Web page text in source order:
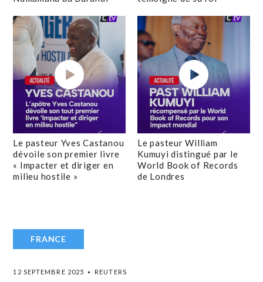
Le pasteur Yves Castanou
dévoile son premier livre
« Impacter et diriger en
milieu hostile »
Le pasteur William
Kumuyi distingué par le
World Book of Records
de Londres
FRANCE
12 SEPTEMBRE 2025 REUTERS